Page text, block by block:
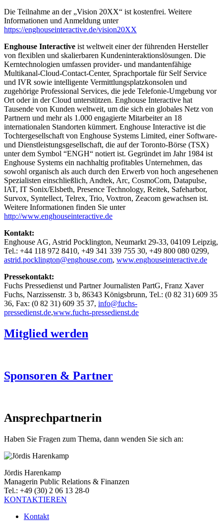
Die Teilnahme an der „Vision 20XX“ ist kostenfrei. Weitere
Informationen und Anmeldung unter
https://enghouseinteractive.de/vision20XX
Enghouse Interactive ist weltweit einer der führenden Hersteller
von flexiblen und skalierbaren Kundeninteraktionslösungen. Die
Kerntechnologien umfassen provider- und mandantenfähige
Multikanal-Cloud-Contact-Center, Sprachportale für Self Service
und IVR sowie intelligente Vermittlungsplatzkonsolen und
zugehörige Professional Services, die jede Telefonie-Umgebung vor
Ort oder in der Cloud unterstützen. Enghouse Interactive hat
Tausende von Kunden weltweit, um die sich ein globales Netz von
Partnern und mehr als 1.000 engagierte Mitarbeiter an 18
internationalen Standorten kümmert. Enghouse Interactive ist die
Tochtergesellschaft von Enghouse Systems Limited, einer Software-
und Dienstleistungsgesellschaft, die auf der Toronto-Börse (TSX)
unter dem Symbol “ENGH“ notiert ist. Gegründet im Jahr 1984 ist
Enghouse Systems ein nachhaltig profitables Unternehmen, das
sowohl organisch als auch durch den Erwerb von hoch angesehenen
Spezialisten einschließlich, Andtek, Arc, CosmoCom, Datapulse,
IAT, IT Sonix/Elsbeth, Presence Technology, Reitek, Safeharbor,
Survox, Syntellect, Telrex, Trio, Voxtron, Zeacom gewachsen ist.
Weitere Informationen finden Sie unter
http://www.enghouseinteractive.de
Kontakt:
Enghouse AG, Astrid Pocklington, Neumarkt 29-33, 04109 Leipzig,
Tel.: +44 118 972 8410, +49 341 339 755 30, +49 800 080 0299,
astrid.pocklington@enghouse.com, www.enghouseinteractive.de
Pressekontakt:
Fuchs Pressedienst und Partner Journalisten PartG, Franz Xaver
Fuchs, Narzissenstr. 3 b, 86343 Königsbrunn, Tel.: (0 82 31) 609 35
36, Fax: (0 82 31) 609 35 37, info@fuchs-
pressedienst.de,www.fuchs-pressedienst.de
Mitglied werden
Sponsoren & Partner
Ansprechpartnerin
Haben Sie Fragen zum Thema, dann wenden Sie sich an:
Jördis Harenkamp
Managerin Public Relations & Finanzen
Tel.: +49 (30) 2 06 13 28-0
KONTAKTIEREN
Kontakt